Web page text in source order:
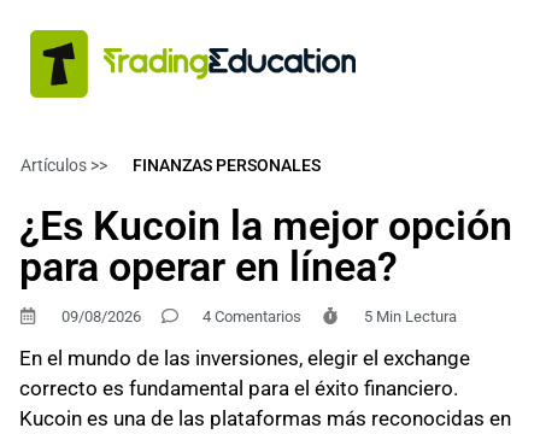
Artículos >> FINANZAS PERSONALES
¿Es Kucoin la mejor opción
para operar en línea?
09/08/2026 4 Comentarios 5 Min Lectura
En el mundo de las inversiones, elegir el exchange
correcto es fundamental para el éxito financiero.
Kucoin es una de las plataformas más reconocidas en